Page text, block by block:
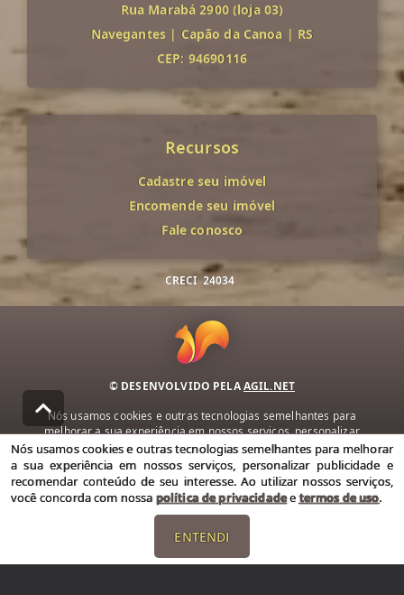
Rua Marabá 2900 (loja 03)
Navegantes | Capão da Canoa | RS
CEP: 94690116
Recursos
Cadastre seu imóvel
Encomende seu imóvel
Fale conosco
CRECI 24034
© DESENVOLVIDO PELAAGIL.NET
Nós usamos cookies e outras tecnologias semelhantes para
melhorar a sua experiência em nossos serviços, personalizar
publicidade e recomendar conteúdo de seu interesse. Ao utilizar
nossos serviços, você concorda com nossa política de privacidade e
termos de uso.
Política de Privacidade Termos de uso
Nós usamos cookies e outras tecnologias semelhantes para melhorar
a sua experiência em nossos serviços, personalizar publicidade e
recomendar conteúdo de seu interesse. Ao utilizar nossos serviços,
você concorda com nossa política de privacidadeetermos de uso.
ENTENDI